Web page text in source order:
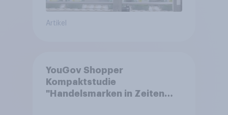
Artikel
YouGov Shopper
Kompaktstudie
"Handelsmarken in Zeiten